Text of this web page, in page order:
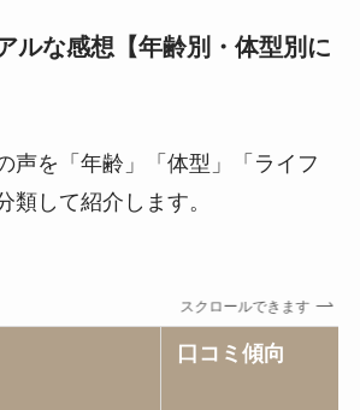
ルな感想【年齢別・体型別に
声を「年齢」「体型」「ライフ
類して紹介します。
スクロールできます
口コミ傾向